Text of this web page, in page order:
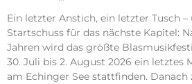
Ein letzter Anstich, ein letzter Tusch
Startschuss für das nächste Kapitel:
Jahren wird das größte
30. Juli bis 2. August 2026 ein letztes
am Echinger See stattfinden. Danach